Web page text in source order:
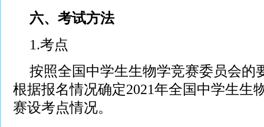
六、考试方法
1.考点
按照全国中学生生物学竞赛委员会的
根据报名情况确定2021年全国中学生生
赛设考点情况。